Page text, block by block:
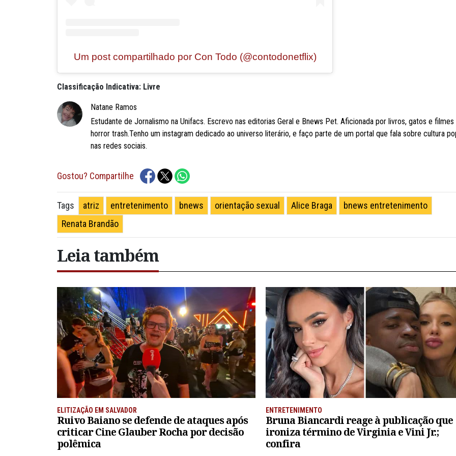
Um post compartilhado por Con Todo (@contodonetflix)
Classificação Indicativa: Livre
Natane Ramos
Estudante de Jornalismo na Unifacs. Escrevo nas editorias Geral e Bnews Pet. Aficionada por livros, gatos e filmes
horror trash.Tenho um instagram dedicado ao universo literário, e faço parte de um portal que fala sobre cultura
nas redes sociais.
Gostou? Compartilhe
Tags atriz entretenimento bnews orientação sexual Alice Braga
bnews entretenimento
Renata Brandão
Leia também
ELITIZAÇÃO EM SALVADOR
Ruivo Baiano se defende de ataques após
criticar Cine Glauber Rocha por decisão
polêmica
ENTRETENIMENTO
Bruna Biancardi reage à publicação que
ironiza término de Virginia e Vini Jr.;
confira